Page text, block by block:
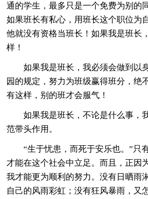
通的学生，最多只是一个免费为别的
如果班长有私心，用班长这个职位为
他就没有资格当班长！如果我是班长
样！
如果我是班长，我必须会做到以
园的规定，努力为班级赢得班分，绝
有这样，别的班才会服气！
如果我是班长，不论是什么事，
范带头作用。
“生于忧患，而死于安乐也。”只
才能在这个社会中立足。而且，正因
我才能更为顺利的努力。没有日晒雨
自己的风雨彩虹；没有狂风暴雨，又